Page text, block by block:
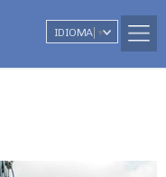
IDIOMA ▼